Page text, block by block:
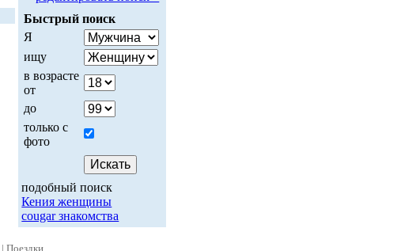
Быстрый поиск
Я
ищу
в возрасте
от
до
только с
фото
подобный поиск
Кения женщины
cougar знакомства
| Поездки